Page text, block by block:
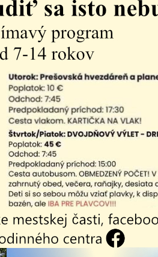
2024
2024